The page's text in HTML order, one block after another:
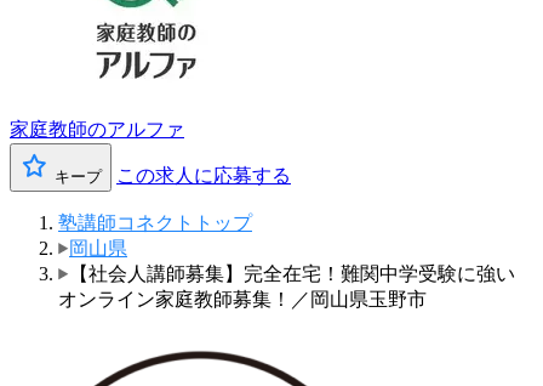
家庭教師のアルファ
キープ この求人に応募する
塾講師コネクトトップ
岡山県
【社会人講師募集】完全在宅！難関中学受験に強い
オンライン家庭教師募集！／岡山県玉野市